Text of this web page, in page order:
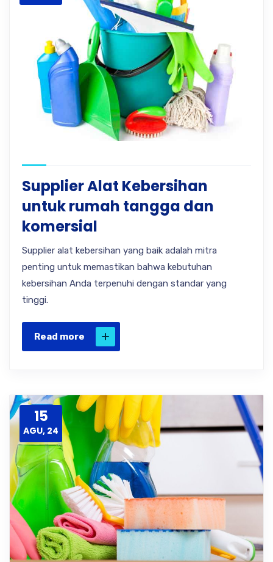
Supplier Alat Kebersihan
untuk rumah tangga dan
komersial
Supplier alat kebersihan yang baik adalah mitra
penting untuk memastikan bahwa kebutuhan
kebersihan Anda terpenuhi dengan standar yang
tinggi.
Read more
15
AGU, 24